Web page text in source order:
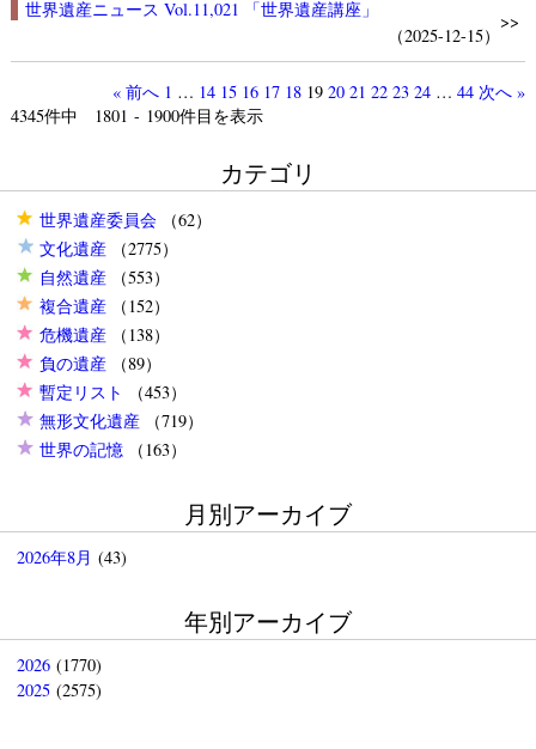
世界遺産ニュース Vol.11,021 「世界遺産講座」
（2025-12-15）
>>
« 前へ 1 … 14 15 16 17 18 19 20 21 22 23 24 … 44 次へ »
4345件中 1801 - 1900件目を表示
カテゴリ
世界遺産委員会（62）
文化遺産（2775）
自然遺産（553）
複合遺産（152）
危機遺産（138）
負の遺産（89）
暫定リスト
（453）
無形文化遺産（719）
世界の記憶（163）
月別アーカイブ
2026年8月 (43)
年別アーカイブ
2026(1770)
2025(2575)